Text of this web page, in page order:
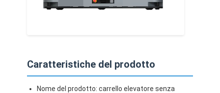
Forchetta telescopica per pallet elettrici
Caratteristiche del prodotto
Nome del prodotto: carrello elevatore senza